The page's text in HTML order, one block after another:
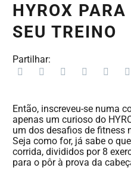
HYROX
SEU TREINO
Partilhar:
Então, inscreveu-se numa
apenas um curioso do
um dos desafios de fitness
Seja como for, já sabe o
corrida, divididos por 8
para o pôr à prova da